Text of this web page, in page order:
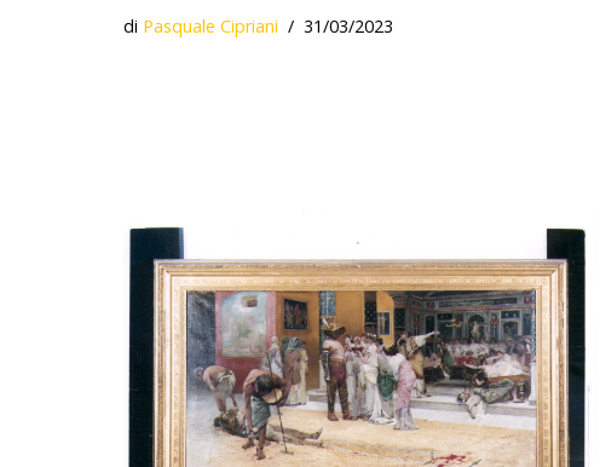
di Pasquale Cipriani 31/03/2023